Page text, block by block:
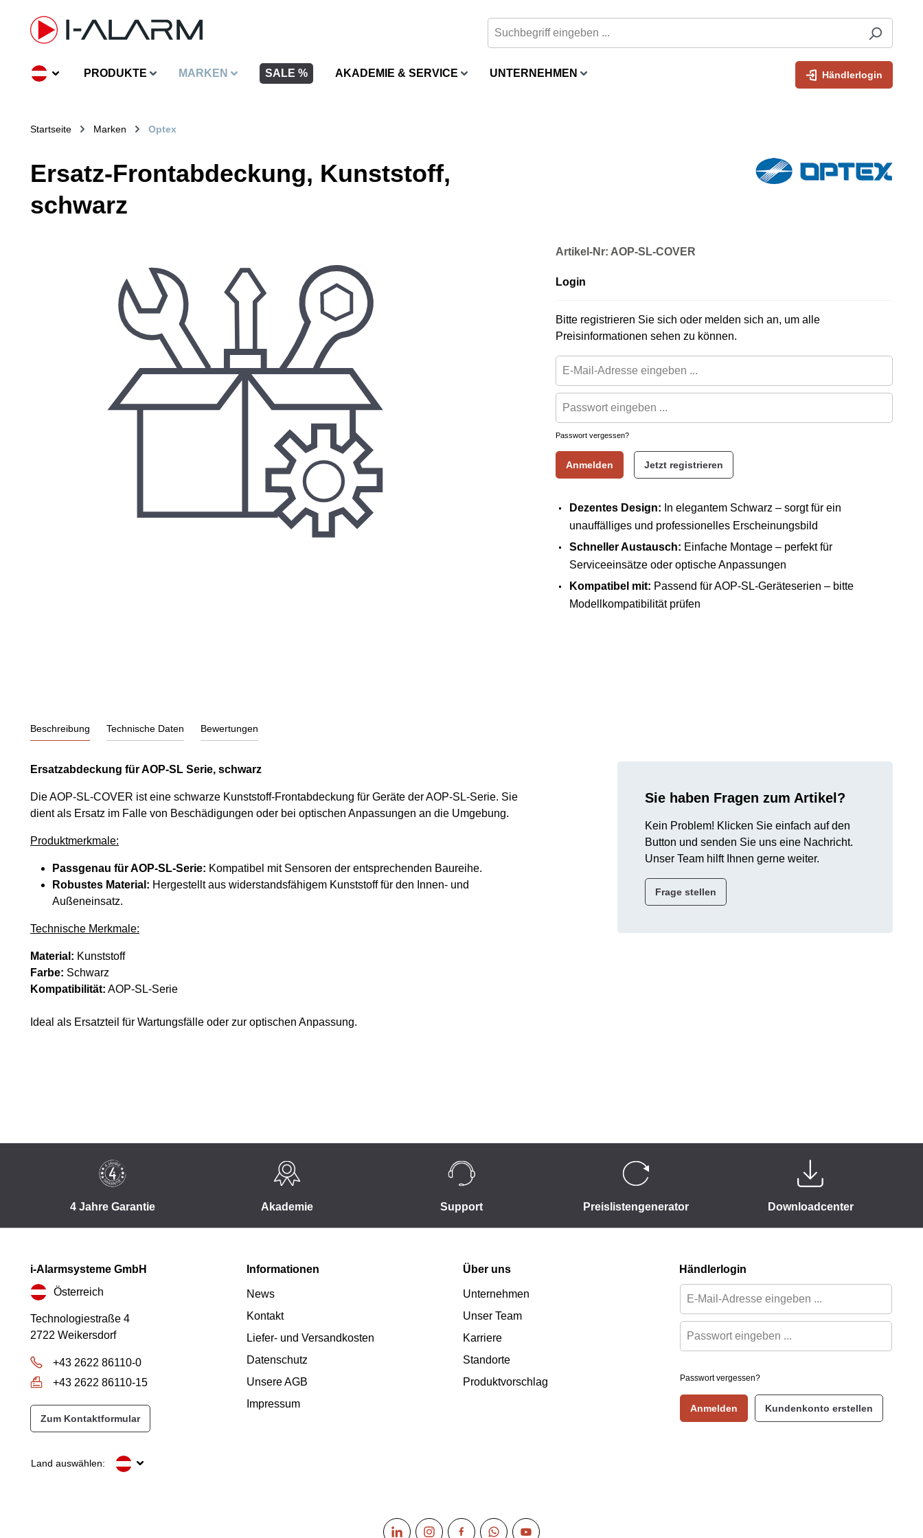
springen
PRODUKTE MARKEN SALE % AKADEMIE & SERVICE UNTERNEHMEN Händlerlogin
Startseite Marken Optex
Ersatz-Frontabdeckung, Kunststoff,
schwarz
Artikel-Nr: AOP-SL-COVER
Login
Bitte registrieren Sie sich oder melden sich an, um alle
Preisinformationen sehen zu können.
Passwort vergessen?
Anmelden Jetzt registrieren
Dezentes Design: In elegantem Schwarz – sorgt für ein
unauffälliges und professionelles Erscheinungsbild
Schneller Austausch: Einfache Montage – perfekt für
Serviceeinsätze oder optische Anpassungen
Kompatibel mit: Passend für AOP-SL-Geräteserien – bitte
Modellkompatibilität prüfen
Beschreibung Technische Daten Bewertungen
Ersatzabdeckung für AOP-SL Serie, schwarz
Die AOP-SL-COVER ist eine schwarze Kunststoff-Frontabdeckung für Geräte der AOP-SL-Serie. Sie
dient als Ersatz im Falle von Beschädigungen oder bei optischen Anpassungen an die Umgebung.
Produktmerkmale:
Passgenau für AOP-SL-Serie: Kompatibel mit Sensoren der entsprechenden Baureihe.
Robustes Material: Hergestellt aus widerstandsfähigem Kunststoff für den Innen- und
Außeneinsatz.
Technische Merkmale:
Material: Kunststoff
Farbe: Schwarz
Kompatibilität: AOP-SL-Serie
Ideal als Ersatzteil für Wartungsfälle oder zur optischen Anpassung.
Sie haben Fragen zum Artikel?
Kein Problem! Klicken Sie einfach auf den
Button und senden Sie uns eine Nachricht.
Unser Team hilft Ihnen gerne weiter.
Frage stellen
4 Jahre Garantie Akademie Support Preislistengenerator Downloadcenter
i-Alarmsysteme GmbH
Österreich
Technologiestraße 4
2722 Weikersdorf
+43 2622 86110-0
+43 2622 86110-15
Zum Kontaktformular
Land auswählen:
Informationen
News
Kontakt
Liefer- und Versandkosten
Datenschutz
Unsere AGB
Impressum
Über uns
Unternehmen
Unser Team
Karriere
Standorte
Produktvorschlag
Händlerlogin
Passwort vergessen?
Anmelden Kundenkonto erstellen